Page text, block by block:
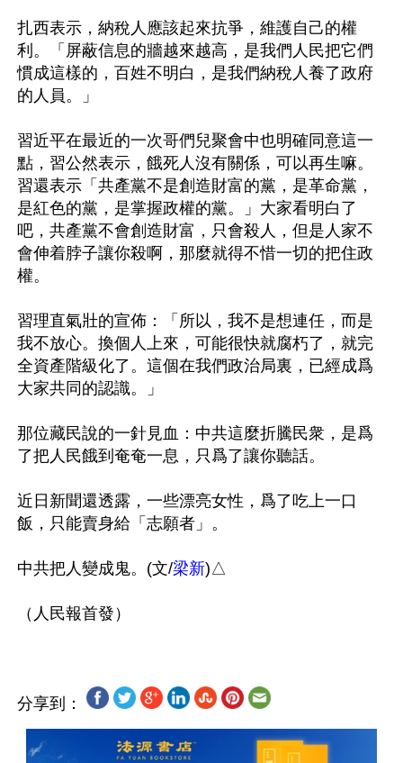
扎西表示，納稅人應該起來抗爭，維護自己的權
利。「屏蔽信息的牆越來越高，是我們人民把它們
慣成這樣的，百姓不明白，是我們納稅人養了政府
的人員。」
習近平在最近的一次哥們兒聚會中也明確同意這一
點，習公然表示，餓死人沒有關係，可以再生嘛。
習還表示「共產黨不是創造財富的黨，是革命黨，
是紅色的黨，是掌握政權的黨。」大家看明白了
吧，共產黨不會創造財富，只會殺人，但是人家不
會伸着脖子讓你殺啊，那麼就得不惜一切的把住政
權。
習理直氣壯的宣佈：「所以，我不是想連任，而是
我不放心。換個人上來，可能很快就腐朽了，就完
全資產階級化了。這個在我們政治局裏，已經成爲
大家共同的認識。」
那位藏民說的一針見血：中共這麼折騰民衆，是爲
了把人民餓到奄奄一息，只爲了讓你聽話。
近日新聞還透露，一些漂亮女性，爲了吃上一口
飯，只能賣身給「志願者」。
中共把人變成鬼。(文/梁新)△
分享到：